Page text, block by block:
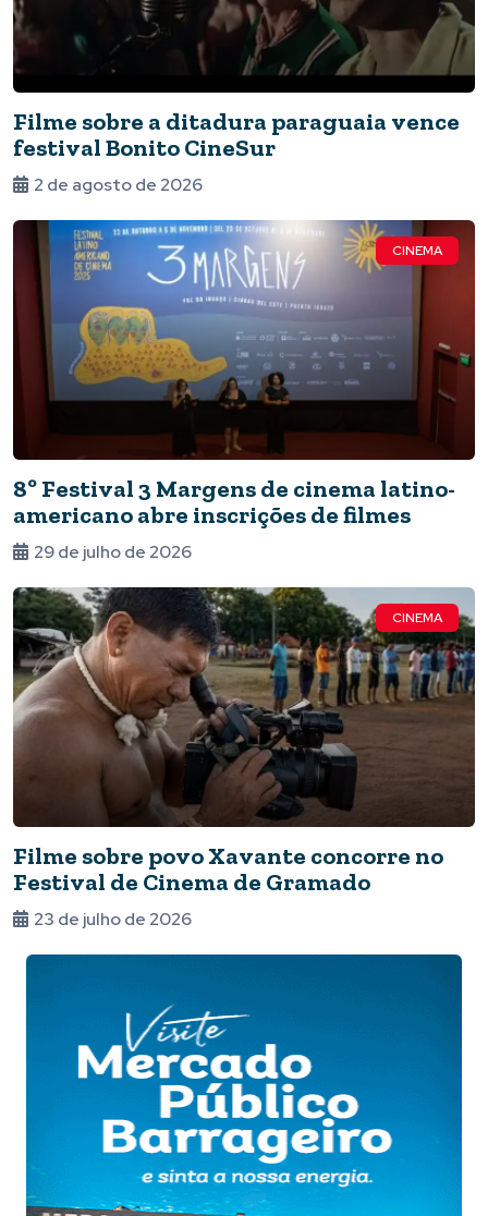
Filme sobre a ditadura paraguaia vence
festival Bonito CineSur
2 de agosto de 2026
CINEMA
8º Festival 3 Margens de cinema latino-
americano abre inscrições de filmes
29 de julho de 2026
CINEMA
Filme sobre povo Xavante concorre no
Festival de Cinema de Gramado
23 de julho de 2026